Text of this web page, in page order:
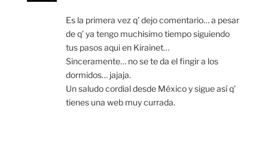
Es la primera vez q’ dejo comentario… a pesar
de q’ ya tengo muchisimo tiempo siguiendo
tus pasos aqui en Kirainet…
Sinceramente… no se te da el fingir a los
dormidos… jajaja.
Un saludo cordial desde México y sigue así q’
tienes una web muy currada.